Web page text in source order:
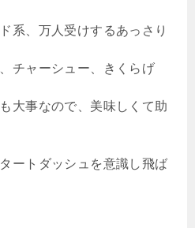
系、万人受けするあっさり
チャーシュー、きくらげ
大事なので、美味しくて助
ートダッシュを意識し飛ば